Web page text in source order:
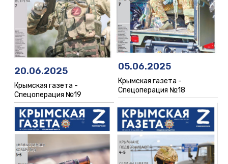
20.06.2025
Крымская газета -
Спецоперация №19
05.06.2025
Крымская газета -
Спецоперация №18